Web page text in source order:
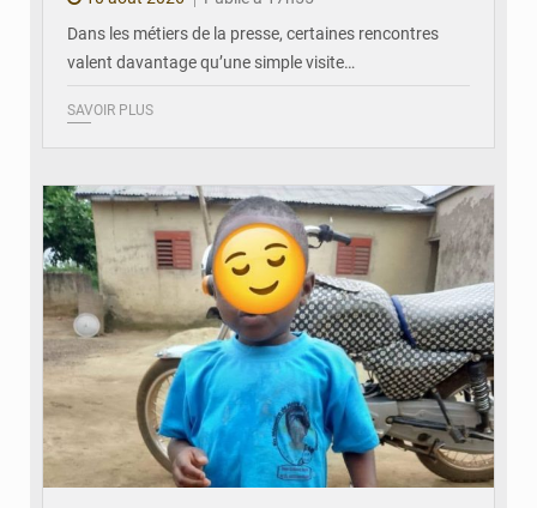
Dans les métiers de la presse, certaines rencontres
valent davantage qu’une simple visite…
SAVOIR PLUS